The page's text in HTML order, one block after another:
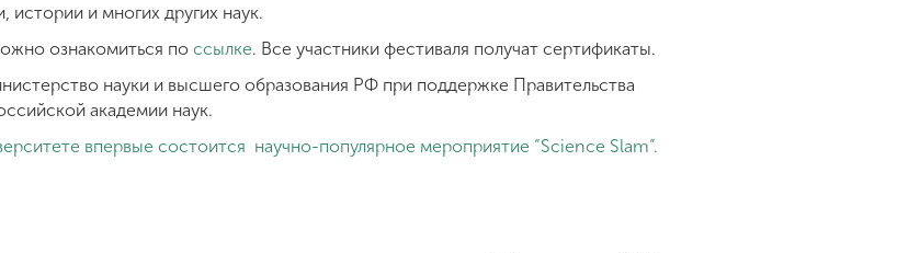
истории и многих других наук.
ознакомиться по ссылке. Все участники фестиваля получат сертификаты.
науки и высшего образования РФ при поддержке Правительства
академии наук.
впервые состоится научно-популярное мероприятие “Science Slam”.